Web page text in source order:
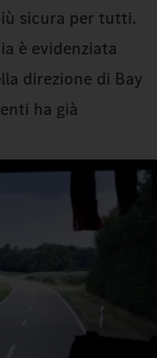
sicura per tutti.
è evidenziata
direzione di Bay
ha già